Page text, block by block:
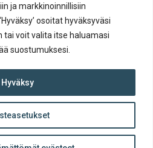
ja markkinoinnillisiin
osoitat hyväksyväsi
tai voit valita itse haluamasi
suostumuksesi.
Hyväksy
ylös
All rights reserved.